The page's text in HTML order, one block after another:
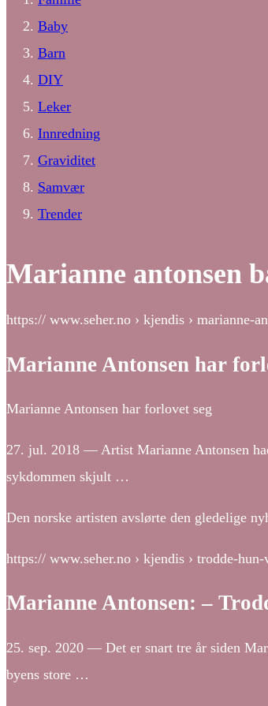
Baby
Barn
DIY
Leker
Innredning
Graviditet
Samvær
Trender
Marianne antonsen
https:// www.seher.no › kjendis › marianne-
Marianne Antonsen har
Marianne Antonsen har forlovet seg
27. jul. 2018 — Artist Marianne Antonsen
sykdommen skjult …
Den norske artisten avslørte den gledelige
https:// www.seher.no › kjendis › trodde-
Marianne Antonsen: –
25. sep. 2020 — Det er snart tre år siden
byens store …